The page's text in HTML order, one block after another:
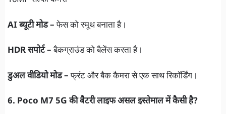
AI ब्यूटी मोड –फेस को स्मूथ बनाता है।
HDR सपोर्ट –बैकग्राउंड को बैलेंस करता है।
डुअल वीडियो मोड –फ्रंट और बैक कैमरा से एक साथ रिकॉर्डिंग।
6. Poco M7 5G की बैटरी लाइफ असल इस्तेमाल में कैसी है?